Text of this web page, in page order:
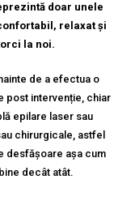
doar unele
relaxat și
la noi.
de a efectua o
post intervenție, chiar
epilare laser sau
chirurgicale, astfel
desfășoare așa cum
decât atât.